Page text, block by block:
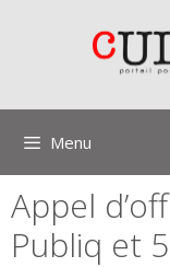
Menu
Appel
Publiq et